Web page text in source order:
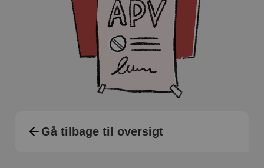
Gå tilbage til oversigt